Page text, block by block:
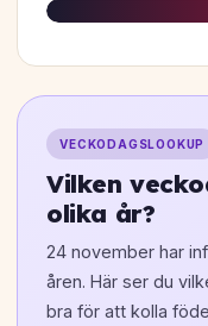
VECKODAGSLOOKUP
Vilken
olika år?
24 november har
åren. Här ser du
bra för att kolla